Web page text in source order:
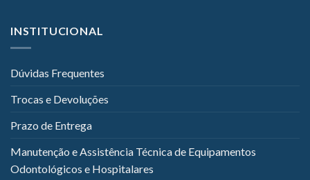
INSTITUCIONAL
Dúvidas Frequentes
Trocas e Devoluções
Prazo de Entrega
Manutenção e Assistência Técnica de Equipamentos
Odontológicos e Hospitalares